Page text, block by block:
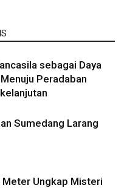
sebagai Daya
Peradaban
Sumedang Larang
Ungkap Misteri